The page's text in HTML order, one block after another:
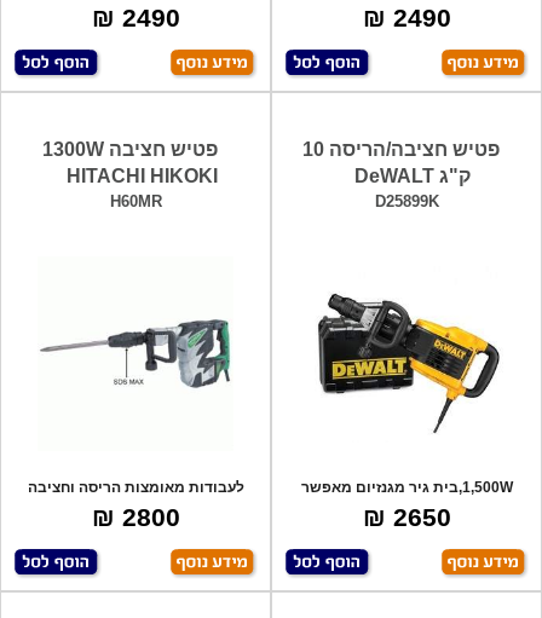
מצבים
2490 ₪
סינון
2490 ₪
פטיש חציבה/הריסה 10
ק"ג DeWALT
D25899K
1,500W,בית גיר מגנזיום מאפשר
עמידה בעומס
2650 ₪
פטיש חציבה 1300W
HITACHI HIKOKI
H60MR
לעבודות מאומצות הריסה וחציבה
בענף הבנין,
2800 ₪